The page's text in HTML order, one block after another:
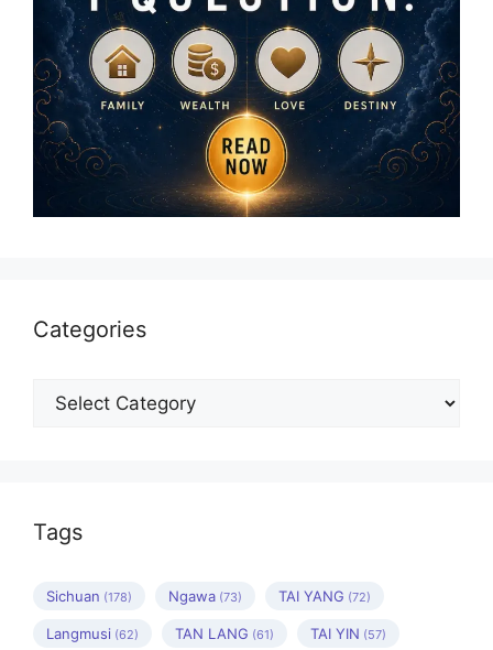
Categories
Categories
Tags
Sichuan (178) Ngawa (73) TAI YANG (72)
Langmusi (62) TAN LANG (61) TAI YIN (57)